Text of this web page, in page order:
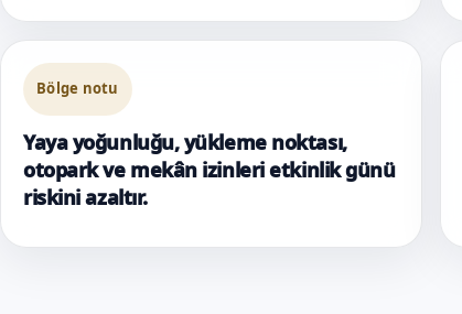
Bölge notu
Yaya yoğunluğu, yükleme noktası,
otopark ve mekân izinleri etkinlik günü
riskini azaltır.